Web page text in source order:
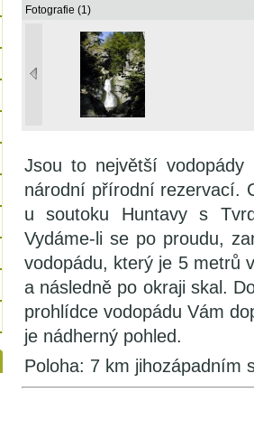
Fotografie (1)
Jsou to největší
národní přírodní rezervací.
u soutoku Huntavy s
Vydáme-li se po proudu,
vodopádu, který je 5 metrů
a následně po okraji skal.
prohlídce vodopádu Vám
je nádherný pohled.
Poloha: 7 km jihozápadním